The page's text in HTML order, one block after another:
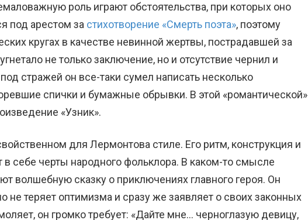
роль играют обстоятельства, при которых оно
под арестом за стихотворение «Смерть поэта», поэтому
кругах в качестве невинной жертвы, пострадавшей за
не только заключение, но и отсутствие чернил и
стражей он все-таки сумел написать несколько
спички и бумажные обрывки. В этой «романтической»
«Узник».
для Лермонтова стиле. Его ритм, конструкция и
себе черты народного фольклора. В каком-то смысле
волшебную сказку о приключениях главного героя. Он
не теряет оптимизма и сразу же заявляет о своих законных
он громко требует: «Дайте мне… черноглазую девицу,